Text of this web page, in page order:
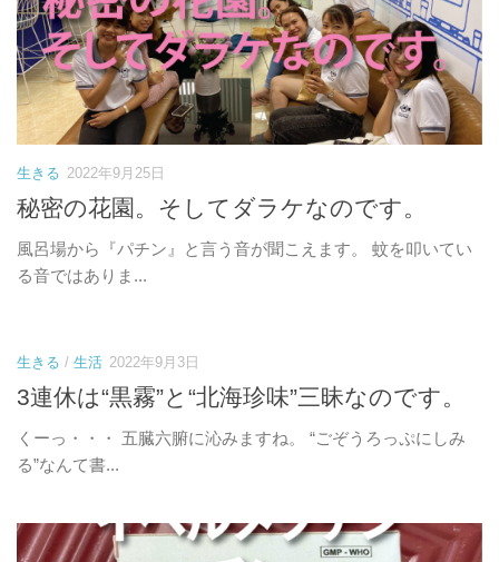
生きる 2022年9月25日
秘密の花園。そしてダラケなのです。
風呂場から『パチン』と言う音が聞こえます。 蚊を叩いてい
る音ではありま...
生きる / 生活 2022年9月3日
3連休は“黒霧”と“北海珍味”三昧なのです。
くーっ・・・ 五臓六腑に沁みますね。 “ごぞうろっぷにしみ
る”なんて書...